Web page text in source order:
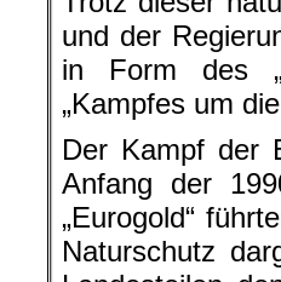
und der
in Form des
„Kampfes um
Der Kampf der
Anfang der
„Eurogold“
Naturschutz